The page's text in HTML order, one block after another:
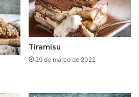
Tiramisu
29 de março de 2022